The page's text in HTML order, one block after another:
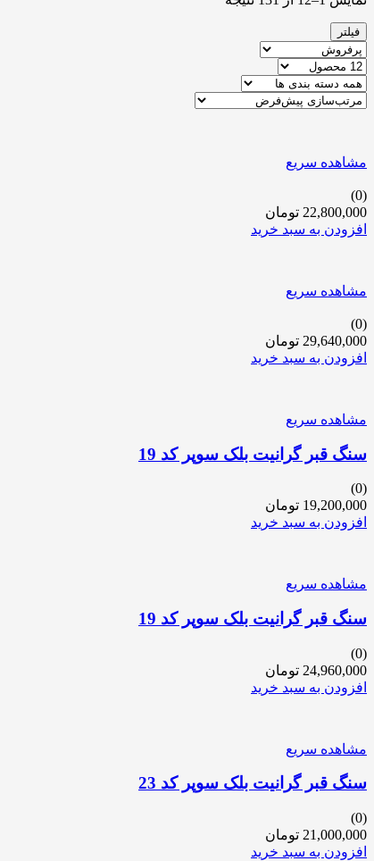
فیلتر
مشاهده سریع
(0)
22,800,000 تومان
افزودن به سبد خرید
مشاهده سریع
(0)
29,640,000 تومان
افزودن به سبد خرید
مشاهده سریع
سنگ قبر گرانیت بلک سوپر کد 19
(0)
19,200,000 تومان
افزودن به سبد خرید
مشاهده سریع
سنگ قبر گرانیت بلک سوپر کد 19
(0)
24,960,000 تومان
افزودن به سبد خرید
مشاهده سریع
سنگ قبر گرانیت بلک سوپر کد 23
(0)
21,000,000 تومان
افزودن به سبد خرید